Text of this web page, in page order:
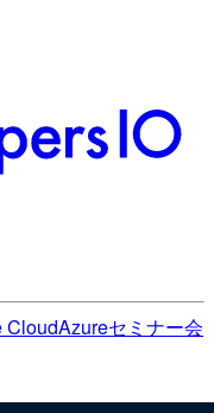
CloudAzureセミナー会